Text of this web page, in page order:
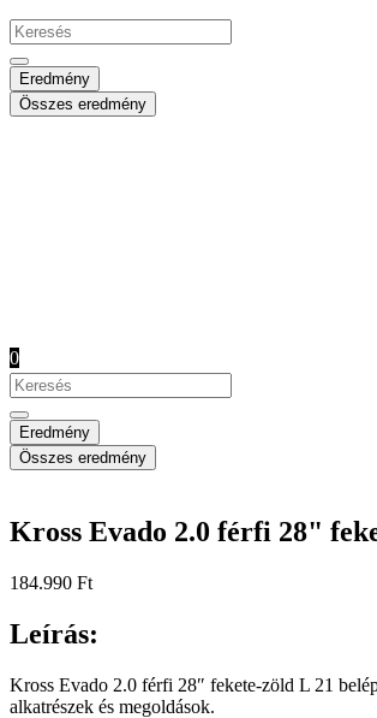
Search
...
Eredmény
Összes eredmény
0
Search
...
Eredmény
Összes eredmény
Kross Evado 2.0 férfi 28"
184.990 Ft
Leírás:
Kross Evado 2.0 férfi 28″ fekete-zöld L 21
alkatrészek és megoldások.